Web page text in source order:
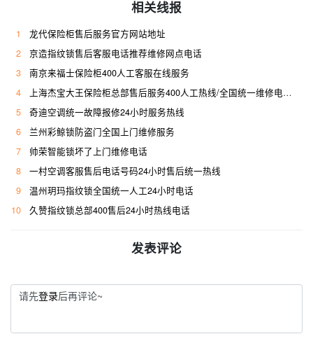
相关线报
1
龙代保险柜售后服务官方网站地址
2
京造指纹锁售后客服电话推荐维修网点电话
3
南京来福士保险柜400人工客服在线服务
4
上海杰宝大王保险柜总部售后服务400人工热线/全国统一维修电话是多少
5
奇迪空调统一故障报修24小时服务热线
6
兰州彩鲸锁防盗门全国上门维修服务
7
帅荣智能锁坏了上门维修电话
8
一村空调客服售后电话号码24小时售后统一热线
9
温州玥玛指纹锁全国统一人工24小时电话
10
久赞指纹锁总部400售后24小时热线电话
发表评论
请先登录后再评论~